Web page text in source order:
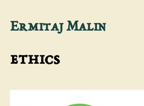
AllerErmitaj Malin
ethics